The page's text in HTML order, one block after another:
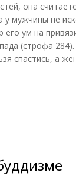
она
у мужчины не
ум на
(строфа
спастись, а